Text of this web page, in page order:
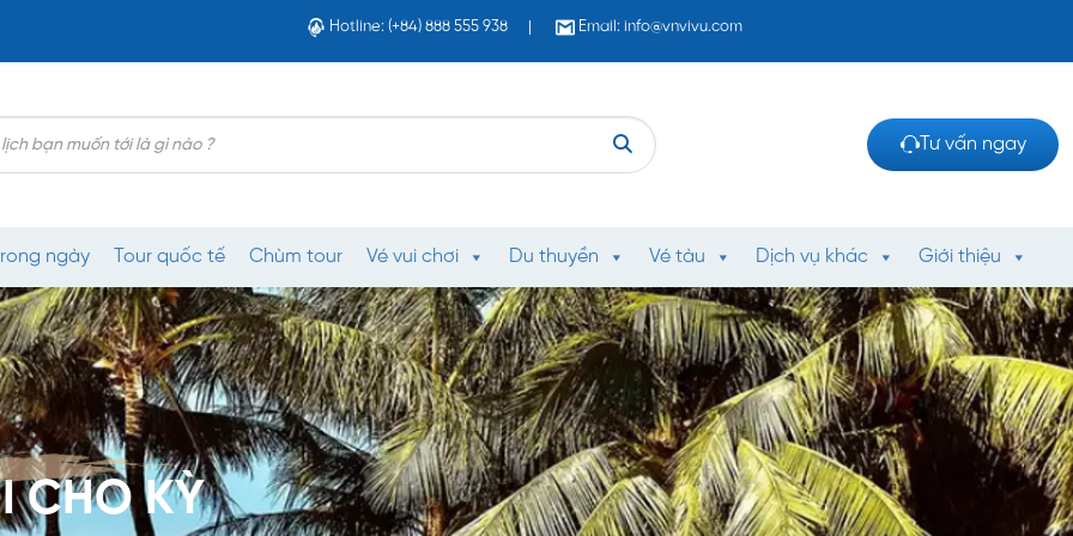
Hotline: (+84) 888 555 938 Email: info@vnvivu.com
Tư vấn ngay
ngày Tour quốc tế Chùm tour Vé vui chơi Du thuyền Vé tàu Dịch vụ khác Giới thiệu
CHO KỲ